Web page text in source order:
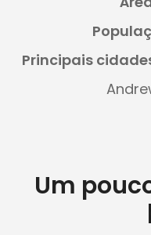
Principais
Um